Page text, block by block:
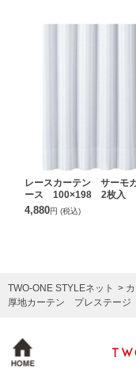
レースカーテン サーモ
ース 100×198 2枚入
4,880円 (税込)
TWO-ONE STYLEネット
厚地カーテン プレステー